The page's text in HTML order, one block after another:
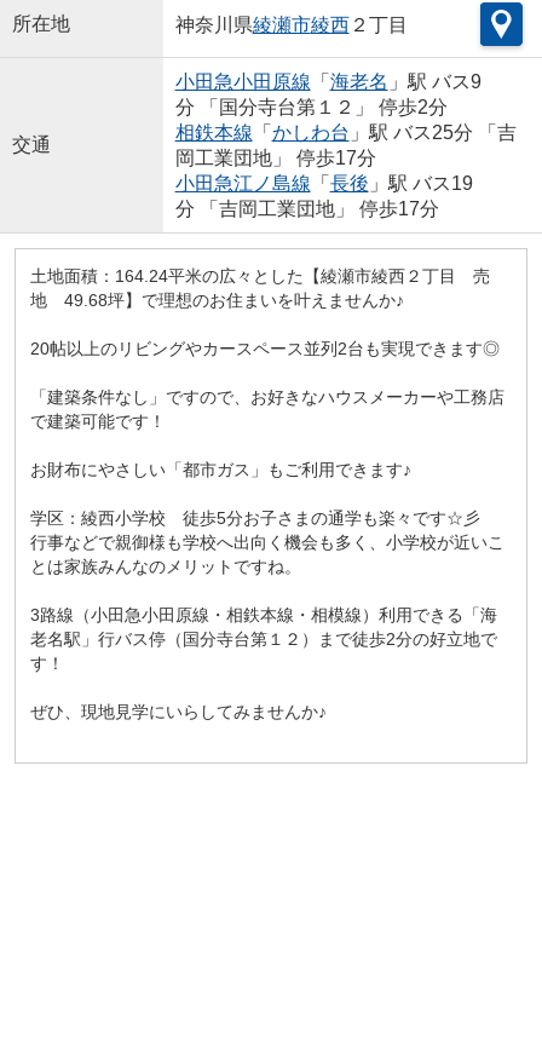
所在地 神奈川県綾瀬市綾西２丁目
交通
小田急小田原線 「 海老名 」駅 バス9
分 「国分寺台第１２」 停歩2分
相鉄本線 「 かしわ台 」駅 バス25分 「吉
岡工業団地」 停歩17分
小田急江ノ島線 「 長後 」駅 バス19
分 「吉岡工業団地」 停歩17分
土地面積：164.24平米の広々とした【綾瀬市綾西２丁目 売
地 49.68坪】で理想のお住まいを叶えませんか♪
20帖以上のリビングやカースペース並列2台も実現できます◎
「建築条件なし」ですので、お好きなハウスメーカーや工務店
で建築可能です！
お財布にやさしい「都市ガス」もご利用できます♪
学区：綾西小学校 徒歩5分お子さまの通学も楽々です☆彡
行事などで親御様も学校へ出向く機会も多く、小学校が近いこ
とは家族みんなのメリットですね。
3路線（小田急小田原線・相鉄本線・相模線）利用できる「海
老名駅」行バス停（国分寺台第１２）まで徒歩2分の好立地で
す！
ぜひ、現地見学にいらしてみませんか♪